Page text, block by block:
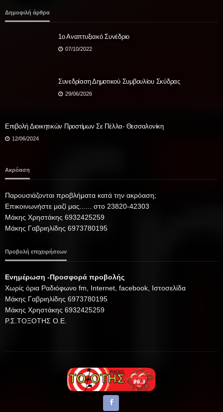
Δημοφιλή άρθρα
1ο Αναπτυξιακό Συνέδριο
07/10/2022
Συνεδρίαση Δημοτικού Συμβουλίου Σκύδρας
29/06/2026
Eπιβολή Διοικητικών Προστίμων Σε Πέλλα- Θεσσαλονίκη
12/06/2024
Ακρόαση
Παρουσιάζονται προβλήματα κατά την ακρόαση;
Επικοινωνήστε μαζί μας...... στο 23820-42303
Μάκης Χρηστάκης 6932425259
Μάκης Γαβριηλίδης 6973780195
Προβολή επιχειρήσεων
Ενημέρωση -Προσφορά προβολής
Xωρίς όρια Ραδιόφωνο fm, Internet, facebook, Ιστοσελίδα
Μάκης Γαβριηλίδης 6973780195
Μάκης Χρηστάκης 6932425259
Ρ.Σ.ΤΟΞΟΤΗΣ Ο.Ε.